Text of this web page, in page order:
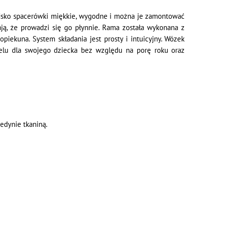
spacerówki miękkie, wygodne i można je zamontować
że prowadzi się go płynnie. Rama została wykonana z
System składania jest prosty i intuicyjny. Wózek
dla swojego dziecka bez względu na porę roku oraz
tkaniną.